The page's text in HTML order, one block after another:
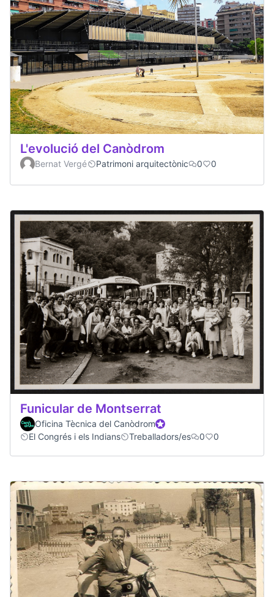
L'evolució del Canòdrom
Bernat Vergé Patrimoni arquitectònic 0 0
Funicular de Montserrat
Oficina Tècnica del CanòdromOfficial participant
El Congrés i els Indians
Treballadors/es 0 0